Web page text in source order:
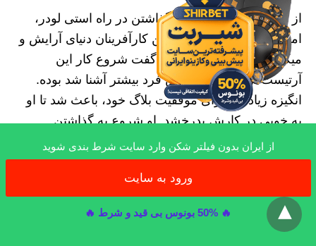
از این رو هدی هم با قدم گذاشتن در راه استی لودر،
امروز به یکی از معروف‌ترین کارآفرینان دنیای آرایش و
میکاپ شده است، می توان گفت شروع کار این
آرتیست از زمانی که با این فرد بیشتر آشنا شد بوده.
انگیزه زیاد وی برای موفقیت بلاگ خود، باعث شد تا او
به خوبی در کارش بدرخشد. او شروع به گذاشتن
ویدیوهای آموزشی در زمینه های زیبایی و فشن کرد.
ویدیوهای این بلاگر جذاب، به سرعت طرفداران زیادی
در سراسر دنیا پیدا کرده و به شهرت رسیدند.
برجسته ترین هنر هدی در طراحی ابروست که شهرت
از ایران بدون فیلتر شکن وارد سایت شرط بندی شوید
ورود به سایت
🔥 50% بونوس بی قید و شرط 🔥